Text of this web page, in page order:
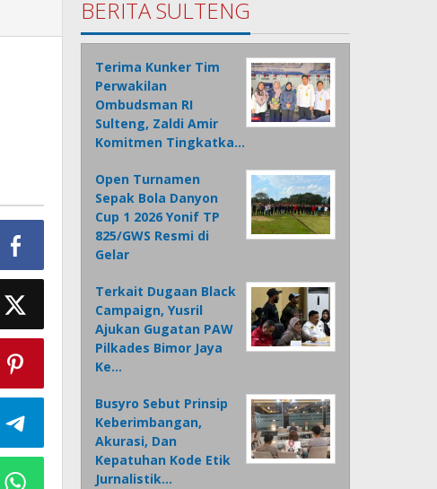
BERITA SULTENG
Terima Kunker Tim
Perwakilan
Ombudsman RI
Sulteng, Zaldi Amir
Komitmen Tingkatka…
Open Turnamen
Sepak Bola Danyon
Cup 1 2026 Yonif TP
825/GWS Resmi di
Gelar
Terkait Dugaan Black
Campaign, Yusril
Ajukan Gugatan PAW
Pilkades Bimor Jaya
Ke…
Busyro Sebut Prinsip
Keberimbangan,
Akurasi, Dan
Kepatuhan Kode Etik
Jurnalistik…